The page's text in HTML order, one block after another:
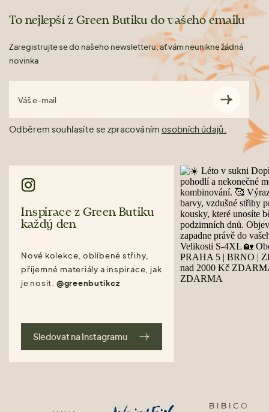
To nejlepší z Green Butiku do vašeho emailu
Zaregistrujte se do našeho newsletteru, ať vám neunikne žádná
novinka
Váš e-mail
Odběrem souhlasíte se zpracováním osobních údajů.
Inspirace z Green Butiku
každý den
Nové kolekce, oblíbené střihy,
příjemné materiály a inspirace, jak
je nosit. @greenbutikcz
Sledovat na Instagramu